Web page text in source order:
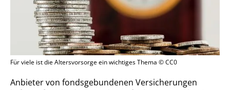
Für viele ist die Altersvorsorge ein wichtiges Thema © CC0
Anbieter von fondsgebundenen Versicherungen